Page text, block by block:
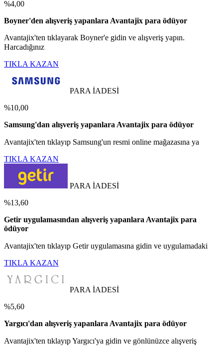
%4,00
Boyner'den alışveriş yapanlara Avantajix para ödüyor
Avantajix'ten tıklayarak Boyner'e gidin ve alışveriş yapın.
Harcadığınız
TIKLA KAZAN
PARA İADESİ
%10,00
Samsung'dan alışveriş yapanlara Avantajix para ödüyor
Avantajix'ten tıklayıp Samsung'un resmi online mağazasına ya
TIKLA KAZAN
PARA İADESİ
%13,60
Getir uygulamasından alışveriş yapanlara Avantajix para
ödüyor
Avantajix'ten tıklayıp Getir uygulamasına gidin ve uygulamadaki
TIKLA KAZAN
PARA İADESİ
%5,60
Yargıcı'dan alışveriş yapanlara Avantajix para ödüyor
Avantajix'ten tıklayıp Yargıcı'ya gidin ve gönlünüzce alışveriş